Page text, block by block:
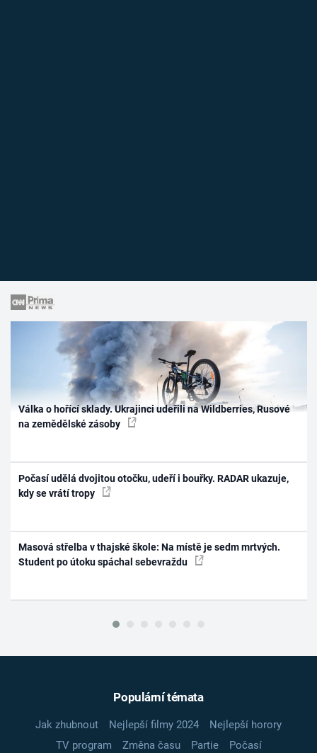
Válka o hořící sklady. Ukrajinci udeřili na Wildberries, Rusové
na zemědělské zásoby
Počasí udělá dvojitou otočku, udeří i bouřky. RADAR ukazuje,
kdy se vrátí tropy
Masová střelba v thajské škole: Na místě je sedm mrtvých.
Student po útoku spáchal sebevraždu
Populární témata
Jak zhubnout Nejlepší filmy 2024
Nejlepší horory
TV program
Změna času Partie
Počasí